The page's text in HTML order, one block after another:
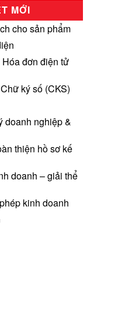
MỚI
cho sản phẩm
đơn điện tử
ký số (CKS)
doanh nghiệp &
thiện hồ sơ kế
doanh – giải thể
kinh doanh